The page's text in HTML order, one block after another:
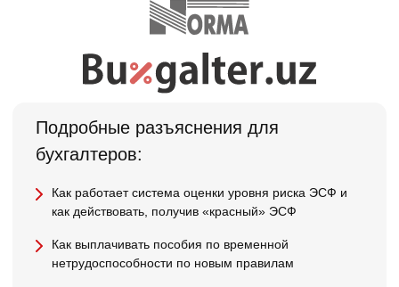
Подробные разъяснения для
бухгалтеров:
Как работает система оценки уровня риска ЭСФ и
как действовать, получив «красный» ЭСФ
Как выплачивать пособия по временной
нетрудоспособности по новым правилам